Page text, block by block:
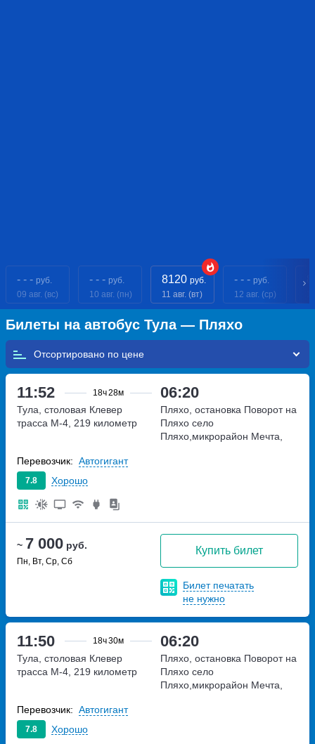
- - - руб.
09 авг. (вс)
- - - руб.
10 авг. (пн)
8120 руб.
11 авг. (вт)
- - - руб.
12 авг. (ср)
Билеты на автобус Тула — Пляхо
Отсортировано по
11:52 18ч28м 06:20
~ 7 000 руб.
Пн, Вт, Ср, Сб
Купить билет
Билет печатать
не нужно
Тула, столовая Клевер
трасса М-4, 219 километр
Пляхо, остановка Поворот на
Пляхо село
Пляхо,микрорайон Мечта,
7.8 Хорошо
Перевозчик: Автогигант
11:50 18ч30м 06:20
Тула, столовая Клевер
трасса М-4, 219 километр
Пляхо, остановка Поворот на
Пляхо село
Пляхо,микрорайон Мечта,
7.8 Хорошо
Перевозчик: Автогигант